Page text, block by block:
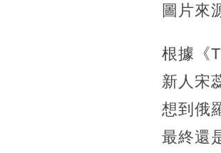
圖片來
根據《
新人宋
想到俄
最終還